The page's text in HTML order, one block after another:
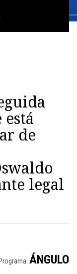
de
legal
ÁNGULO